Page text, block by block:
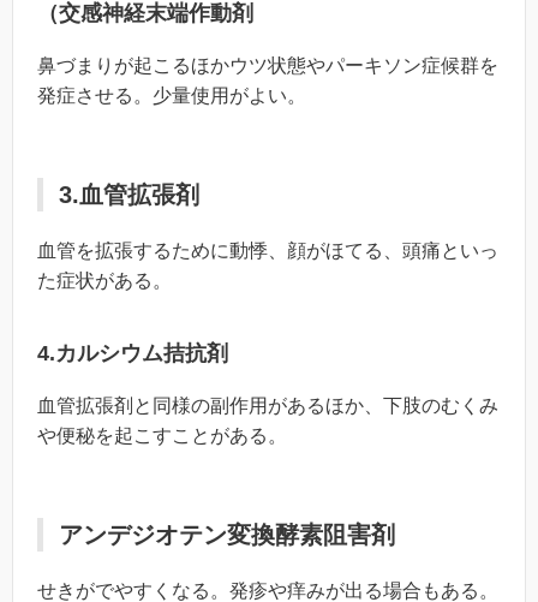
（交感神経末端作動剤
鼻づまりが起こるほかウツ状態やパーキソン症候群を
発症させる。少量使用がよい。
3.血管拡張剤
血管を拡張するために動悸、顔がほてる、頭痛といっ
た症状がある。
4.カルシウム拮抗剤
血管拡張剤と同様の副作用があるほか、下肢のむくみ
や便秘を起こすことがある。
アンデジオテン変換酵素阻害剤
せきがでやすくなる。発疹や痒みが出る場合もある。